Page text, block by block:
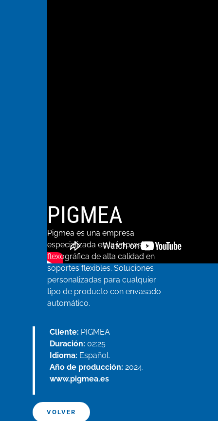
PIGMEA
Pigmea es una empresa
especializada en la impresión
flexográfica de alta calidad en
soportes flexibles. Soluciones
personalizadas para cualquier
tipo de producto con envasado
automático.
Cliente: PIGMEA
Duración: 02:25
Idioma: Español.
Año de producción: 2024.
www.pigmea.es
VOLVER